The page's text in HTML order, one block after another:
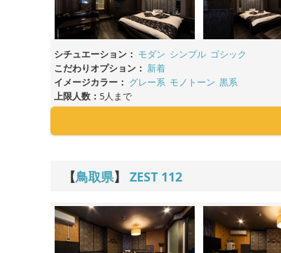
シチュエーション： モダン シンプル ゴシック
こだわりオプション： 新着
イメージカラー： グレー系 モノトーン 黒系
上限人数： 5人まで
【鳥取県】 ZEST 112